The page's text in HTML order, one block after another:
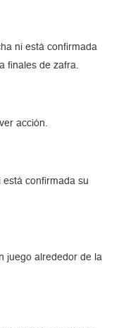
ni está confirmada
finales de zafra.
acción.
confirmada su
juego alrededor de la